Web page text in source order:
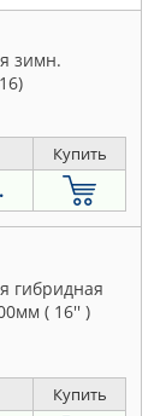
зимн.
Купить
гибридная
( 16'' )
Купить